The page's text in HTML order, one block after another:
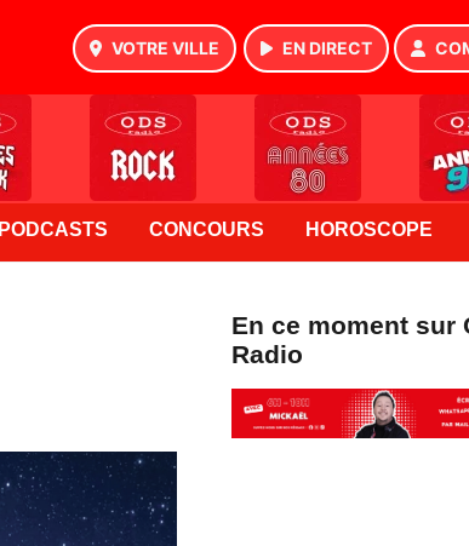
VOTRE VILLE EN DIRECT
PODCASTS CONCOURS HOROSCOPE
En ce moment sur
Radio